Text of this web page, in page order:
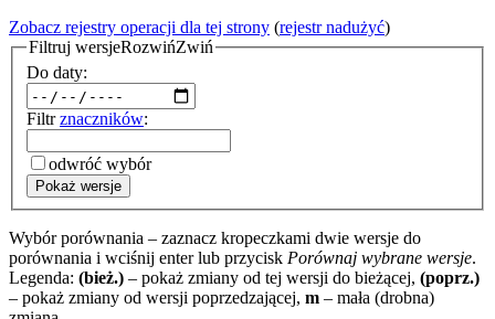
Zobacz rejestry operacji dla tej strony (rejestr nadużyć)
Filtruj wersjeRozwińZwiń
Do daty:
Filtrznaczników:
odwróć wybór
Pokaż wersje
Wybór porównania – zaznacz kropeczkami dwie wersje do
porównania i wciśnij enter lub przycisk Porównaj wybrane wersje.
Legenda: (bież.) – pokaż zmiany od tej wersji do bieżącej, (poprz.)
– pokaż zmiany od wersji poprzedzającej, m – mała (drobna)